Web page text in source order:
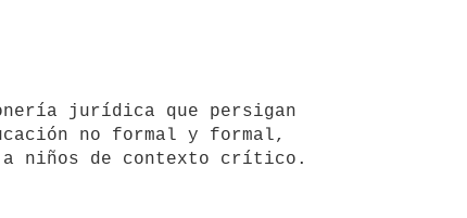
jurídica que persigan
no formal y formal,
a niños de contexto crítico.